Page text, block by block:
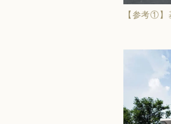
【参考①